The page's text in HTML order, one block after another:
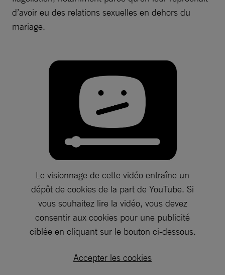
d’avoir eu des relations sexuelles en dehors du
mariage.
Le visionnage de cette vidéo entraîne un
dépôt de cookies de la part de YouTube. Si
vous souhaitez lire la vidéo, vous devez
consentir aux cookies pour une publicité
ciblée en cliquant sur le bouton ci-dessous.
Accepter les cookies